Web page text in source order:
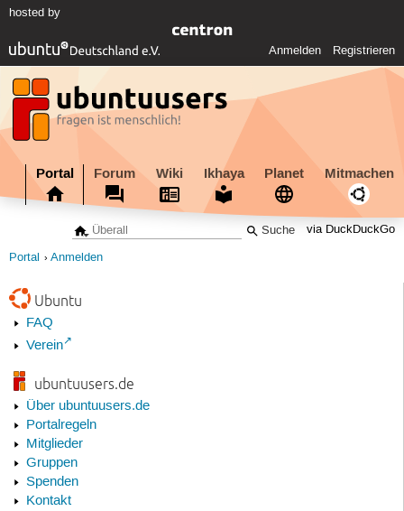
hosted by
Anmelden Registrieren
Portal Forum Wiki Ikhaya Planet Mitmachen
via DuckDuckGo
Portal Anmelden
Ubuntu
FAQ
Verein
ubuntuusers.de
Über ubuntuusers.de
Portalregeln
Mitglieder
Gruppen
Spenden
Kontakt